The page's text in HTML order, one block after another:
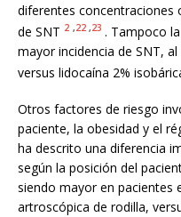
diferentes concentraciones
de SNT 2 ,22 ,23 . Tampoco
mayor incidencia de SNT,
versus lidocaína 2%
Otros factores de riesgo
paciente, la obesidad y el
ha descrito una diferencia
según la posición del
siendo mayor en pacientes
artroscópica de rodilla,